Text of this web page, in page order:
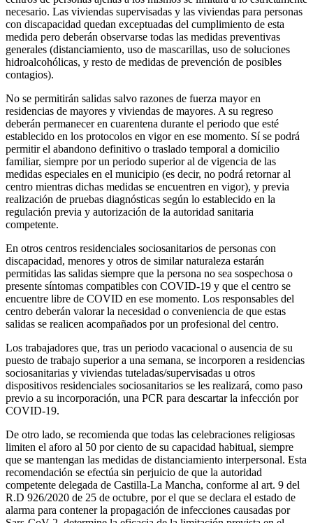
necesario. Las viviendas supervisadas y las viviendas para personas
con discapacidad quedan exceptuadas del cumplimiento de esta
medida pero deberán observarse todas las medidas preventivas
generales (distanciamiento, uso de mascarillas, uso de soluciones
hidroalcohólicas, y resto de medidas de prevención de posibles
contagios).
No se permitirán salidas salvo razones de fuerza mayor en
residencias de mayores y viviendas de mayores. A su regreso
deberán permanecer en cuarentena durante el periodo que esté
establecido en los protocolos en vigor en ese momento. Sí se podrá
permitir el abandono definitivo o traslado temporal a domicilio
familiar, siempre por un periodo superior al de vigencia de las
medidas especiales en el municipio (es decir, no podrá retornar al
centro mientras dichas medidas se encuentren en vigor), y previa
realización de pruebas diagnósticas según lo establecido en la
regulación previa y autorización de la autoridad sanitaria
competente.
En otros centros residenciales sociosanitarios de personas con
discapacidad, menores y otros de similar naturaleza estarán
permitidas las salidas siempre que la persona no sea sospechosa o
presente síntomas compatibles con COVID-19 y que el centro se
encuentre libre de COVID en ese momento. Los responsables del
centro deberán valorar la necesidad o conveniencia de que estas
salidas se realicen acompañados por un profesional del centro.
Los trabajadores que, tras un periodo vacacional o ausencia de su
puesto de trabajo superior a una semana, se incorporen a residencias
sociosanitarias y viviendas tuteladas/supervisadas u otros
dispositivos residenciales sociosanitarios se les realizará, como paso
previo a su incorporación, una PCR para descartar la infección por
COVID-19.
De otro lado, se recomienda que todas las celebraciones religiosas
limiten el aforo al 50 por ciento de su capacidad habitual, siempre
que se mantengan las medidas de distanciamiento interpersonal. Esta
recomendación se efectúa sin perjuicio de que la autoridad
competente delegada de Castilla-La Mancha, conforme al art. 9 del
R.D 926/2020 de 25 de octubre, por el que se declara el estado de
alarma para contener la propagación de infecciones causadas por